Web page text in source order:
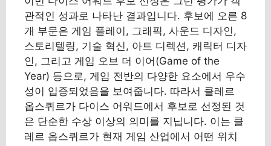
관적인 성과로 나타난 결과입니다. 후보에 오른 8
개 부문은 게임 플레이, 그래픽, 사운드 디자인,
스토리텔링, 기술 혁신, 아트 디렉션, 캐릭터 디자
인, 그리고 게임 오브 더 이어(Game of the
Year) 등으로, 게임 전반의 다양한 요소에서 우수
성이 입증되었음을 보여줍니다. 따라서 클레르
옵스퀴르가 다이스 어워드에서 후보로 선정된 것
은 단순한 수상 이상의 의미를 지닙니다. 이는 클
레르 옵스퀴르가 현재 게임 산업에서 어떤 위치